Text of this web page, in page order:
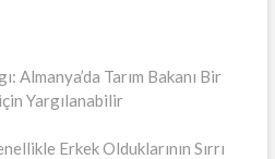
Almanya’da Tarım Bakanı Bir
Yargılanabilir
Erkek Olduklarının Sırrı